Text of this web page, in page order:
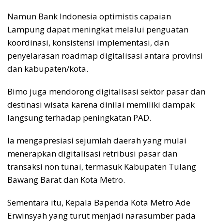
Namun Bank Indonesia optimistis capaian
Lampung dapat meningkat melalui penguatan
koordinasi, konsistensi implementasi, dan
penyelarasan roadmap digitalisasi antara provinsi
dan kabupaten/kota.
Bimo juga mendorong digitalisasi sektor pasar dan
destinasi wisata karena dinilai memiliki dampak
langsung terhadap peningkatan PAD.
Ia mengapresiasi sejumlah daerah yang mulai
menerapkan digitalisasi retribusi pasar dan
transaksi non tunai, termasuk Kabupaten Tulang
Bawang Barat dan Kota Metro.
Sementara itu, Kepala Bapenda Kota Metro Ade
Erwinsyah yang turut menjadi narasumber pada